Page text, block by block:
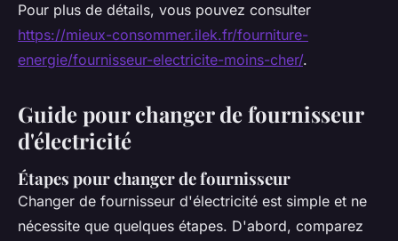
Pour plus de détails, vous pouvez consulter
https://mieux-consommer.ilek.fr/fourniture-
energie/fournisseur-electricite-moins-cher/.
Guide pour changer de fournisseur
d'électricité
Étapes pour changer de fournisseur
Changer de fournisseur d'électricité est simple et ne
nécessite que quelques étapes. D'abord, comparez